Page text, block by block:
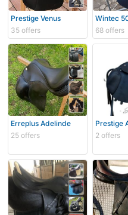
Prestige Venus
35 offers
Wintec
68 offers
Erreplus Adelinde
25 offers
Prestige
2 offers